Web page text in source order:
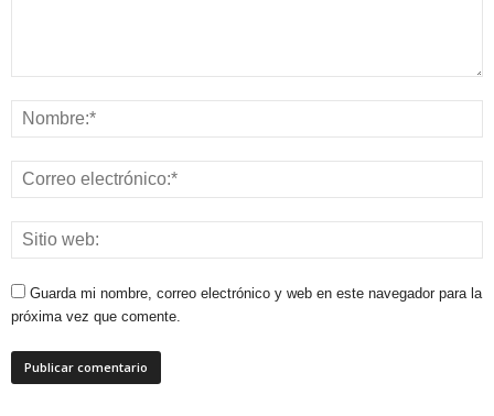
Guarda mi nombre, correo electrónico y web en este navegador para la
próxima vez que comente.